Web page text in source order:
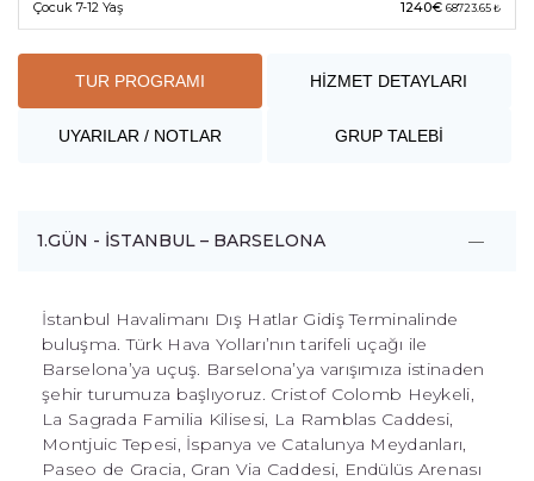
Çocuk 7-12 Yaş 1240€ 68723.65 ₺
TUR PROGRAMI HİZMET DETAYLARI
UYARILAR / NOTLAR GRUP TALEBİ
1.GÜN - İSTANBUL – BARSELONA
İstanbul Havalimanı Dış Hatlar Gidiş Terminalinde
buluşma. Türk Hava Yolları’nın tarifeli uçağı ile
Barselona’ya uçuş. Barselona’ya varışımıza istinaden
şehir turumuza başlıyoruz. Cristof Colomb Heykeli,
La Sagrada Familia Kilisesi, La Ramblas Caddesi,
Montjuic Tepesi, İspanya ve Catalunya Meydanları,
Paseo de Gracia, Gran Via Caddesi, Endülüs Arenası